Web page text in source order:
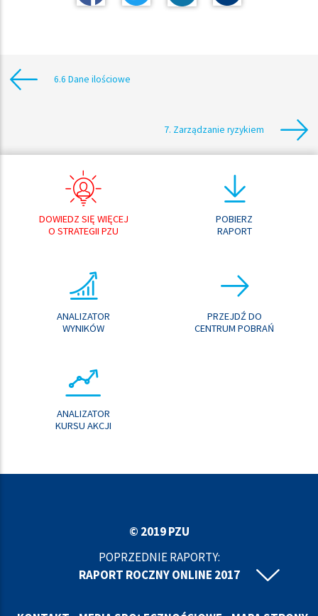
6.6 Dane ilościowe
7. Zarządzanie ryzykiem
DOWIEDZ SIĘ WIĘCEJ
O STRATEGII PZU
POBIERZ
RAPORT
ANALIZATOR
WYNIKÓW
PRZEJDŹ DO
CENTRUM POBRAŃ
ANALIZATOR
KURSU AKCJI
© 2019 PZU
POPRZEDNIE RAPORTY:
RAPORT ROCZNY ONLINE 2017
RAPORT ROCZNY ONLINE 2015